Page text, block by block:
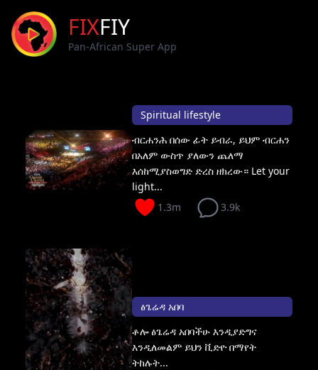
FIXFIY
Pan-African Super App
Spiritual lifestyle
ብርሐንሕ በሰው ፊት ይብራ, ይህም ብርሐን
በአለም ውስጥ ያለውን ጨለማ
እሰከሚያስወግድ ድረስ ዘክረው። Let your
light...
1.3m
3.9k
ፅጌሬዳ አበባ
ቶሎ ፅጌሬዳ አበባችሁ እንዲያድግና
እንዲለመልም ይህን ቪድዮ በማየት
ትከሉት...